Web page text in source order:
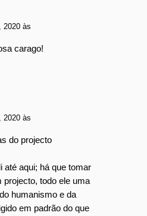
2020 às
carago!
2020 às
do projecto
até aqui; há que tomar
projecto, todo ele uma
humanismo e da
em padrão do que